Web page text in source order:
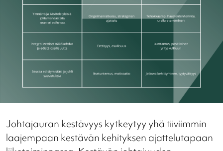
Johtajauran kestävyys kytkeytyy yhä tiiviimmin
laajempaan kestävän kehityksen ajattelutapaan